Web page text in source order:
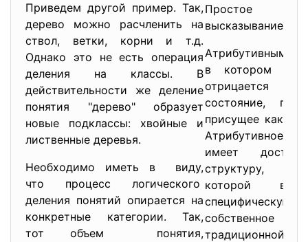
Приведем другой пример. Так,
дерево можно расчленить на
ствол, ветки, корни и т.д.
Однако это не есть операция
деления на классы. В
действительности же деление
понятия "дерево" образует
новые подклассы: хвойные и
лиственные деревья.
Необходимо иметь в виду,
что процесс логического
деления понятий опирается на
конкретные категории. Так,
тот объем понятия,
Простое
высказывание и
Атрибутивным
в котором
отрицается
состояние,
присущее
Атрибутивное
имеет
структуру,
которой
специфическую
собственное
традиционной